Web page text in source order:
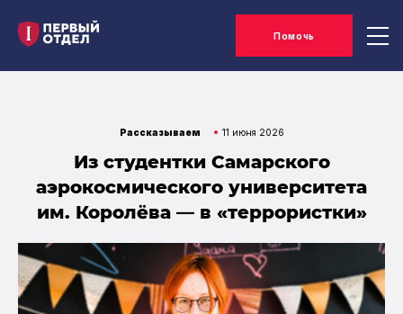
Помочь
Рассказываем 11 июня 2026
Из студентки Самарского
аэрокосмического университета
им. Королёва — в «террористки»